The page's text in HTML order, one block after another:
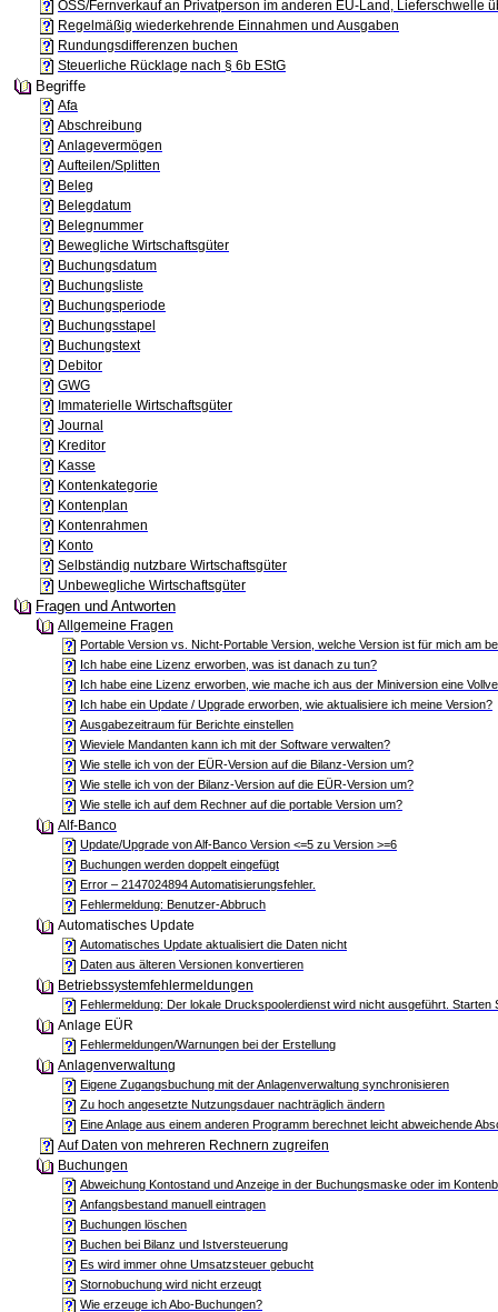
OSS/Fernverkauf an Privatperson im anderen EU-Land, Lieferschwelle
Regelmäßig wiederkehrende Einnahmen und Ausgaben
Rundungsdifferenzen buchen
Steuerliche Rücklage nach § 6b EStG
Begriffe
Afa
Abschreibung
Anlagevermögen
Aufteilen/Splitten
Beleg
Belegdatum
Belegnummer
Bewegliche Wirtschaftsgüter
Buchungsdatum
Buchungsliste
Buchungsperiode
Buchungsstapel
Buchungstext
Debitor
GWG
Immaterielle Wirtschaftsgüter
Journal
Kreditor
Kasse
Kontenkategorie
Kontenplan
Kontenrahmen
Konto
Selbständig nutzbare Wirtschaftsgüter
Unbewegliche Wirtschaftsgüter
Fragen und Antworten
Allgemeine Fragen
Portable Version vs. Nicht-Portable Version, welche Version ist für mich am
Ich habe eine Lizenz erworben, was ist danach zu tun?
Ich habe eine Lizenz erworben, wie mache ich aus der Miniversion eine
Ich habe ein Update / Upgrade erworben, wie aktualisiere ich meine Version?
Ausgabezeitraum für Berichte einstellen
Wieviele Mandanten kann ich mit der Software verwalten?
Wie stelle ich von der EÜR-Version auf die Bilanz-Version um?
Wie stelle ich von der Bilanz-Version auf die EÜR-Version um?
Wie stelle ich auf dem Rechner auf die portable Version um?
Alf-Banco
Update/Upgrade von Alf-Banco Version <=5 zu Version >=6
Buchungen werden doppelt eingefügt
Error – 2147024894 Automatisierungsfehler.
Fehlermeldung: Benutzer-Abbruch
Automatisches Update
Automatisches Update aktualisiert die Daten nicht
Daten aus älteren Versionen konvertieren
Betriebssystemfehlermeldungen
Fehlermeldung: Der lokale Druckspoolerdienst wird nicht ausgeführt. Starten
Anlage EÜR
Fehlermeldungen/Warnungen bei der Erstellung
Anlagenverwaltung
Eigene Zugangsbuchung mit der Anlagenverwaltung synchronisieren
Zu hoch angesetzte Nutzungsdauer nachträglich ändern
Eine Anlage aus einem anderen Programm berechnet leicht abweichende
Auf Daten von mehreren Rechnern zugreifen
Buchungen
Abweichung Kontostand und Anzeige in der Buchungsmaske oder im
Anfangsbestand manuell eintragen
Buchungen löschen
Buchen bei Bilanz und Istversteuerung
Es wird immer ohne Umsatzsteuer gebucht
Stornobuchung wird nicht erzeugt
Wie erzeuge ich Abo-Buchungen?